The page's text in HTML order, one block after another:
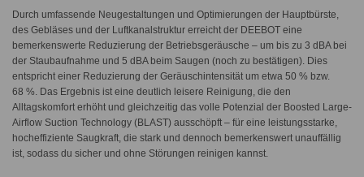
Durch umfassende Neugestaltungen und Optimierungen der Hauptbürste,
des Gebläses und der Luftkanalstruktur erreicht der DEEBOT eine
bemerkenswerte Reduzierung der Betriebsgeräusche – um bis zu 3 dBA bei
der Staubaufnahme und 5 dBA beim Saugen (noch zu bestätigen). Dies
entspricht einer Reduzierung der Geräuschintensität um etwa 50 % bzw.
68 %. Das Ergebnis ist eine deutlich leisere Reinigung, die den
Alltagskomfort erhöht und gleichzeitig das volle Potenzial der Boosted Large-
Airflow Suction Technology (BLAST) ausschöpft – für eine leistungsstarke,
hocheffiziente Saugkraft, die stark und dennoch bemerkenswert unauffällig
ist, sodass du sicher und ohne Störungen reinigen kannst.